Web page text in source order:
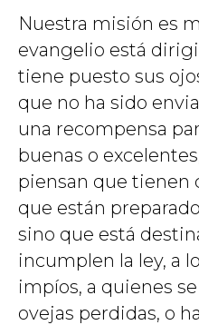
Nuestra misión es
evangelio está
tiene puesto sus
que no ha sido
una recompensa
buenas o
piensan que tienen
que están
sino que está
incumplen la ley, a
impíos, a quienes
ovejas perdidas, o